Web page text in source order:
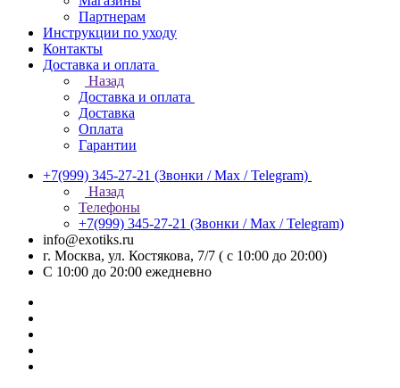
Партнерам
Инструкции по уходу
Контакты
Доставка и оплата
Назад
Доставка и оплата
Доставка
Оплата
Гарантии
+7(999) 345-27-21 (Звонки / Max / Telegram)
Назад
Телефоны
+7(999) 345-27-21 (Звонки / Max / Telegram)
info@exotiks.ru
г. Москва, ул. Костякова, 7/7 ( с 10:00 до 20:00)
С 10:00 до 20:00 ежедневно